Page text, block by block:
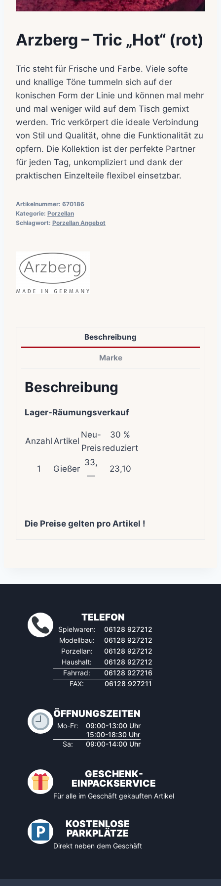
Arzberg – Tric „Hot“ (rot)
Tric steht für Frische und Farbe. Viele softe
und knallige Töne tummeln sich auf der
konischen Form der Linie und können mal mehr
und mal weniger wild auf dem Tisch gemixt
werden. Tric verkörpert die ideale Verbindung
von Stil und Qualität, ohne die Funktionalität zu
opfern. Die Kollektion ist der perfekte Partner
für jeden Tag, unkompliziert und dank der
praktischen Einzelteile flexibel einsetzbar.
Artikelnummer: 670186
Kategorie: Porzellan
Schlagwort: Porzellan Angebot
Beschreibung
Marke
Beschreibung
Lager-Räumungsverkauf
Anzahl Artikel
Neu-
Preis
30 %
reduziert
1 Gießer
33,
—
23,10
Die Preise gelten pro Artikel !
TELEFON
Spielwaren:
06128 927212
Modellbau:
06128 927212
Porzellan:
06128 927212
Haushalt:
06128 927212
Fahrrad:
06128 927216
FAX:
06128 927211
ÖFFNUNGSZEITEN
Mo-Fr:
09:00-13:00 Uhr
15:00-18:30 Uhr
Sa:
09:00-14:00 Uhr
GESCHENK-
EINPACKSERVICE
Für alle im Geschäft gekauften Artikel
KOSTENLOSE
PARKPLÄTZE
Direkt neben dem Geschäft